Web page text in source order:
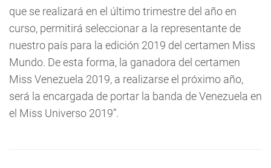
que se realizará en el último trimestre del año en
curso, permitirá seleccionar a la representante de
nuestro país para la edición 2019 del certamen Miss
Mundo. De esta forma, la ganadora del certamen
Miss Venezuela 2019, a realizarse el próximo año,
será la encargada de portar la banda de Venezuela en
el Miss Universo 2019”.